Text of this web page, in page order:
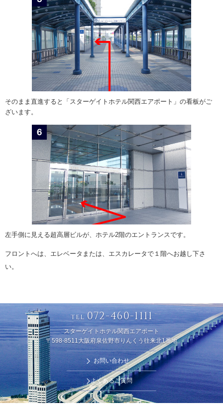
そのまま直進すると「スターゲイトホテル関西エアポート」の看板がご
ざいます。
左手側に見える超高層ビルが、ホテル2階のエントランスです。
フロントへは、エレベータまたは、エスカレータで１階へお越し下さ
い。
TEL 072-460-1111
スターゲイトホテル関西エアポート
〒598-8511大阪府泉佐野市りんくう往来北1番地
お問い合わせ
よくあるご質問